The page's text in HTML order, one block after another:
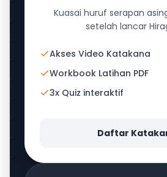
Kuasai huruf serapan
setelah lancar
Akses Video Katakana
Workbook Latihan PDF
3x Quiz interaktif
Daftar